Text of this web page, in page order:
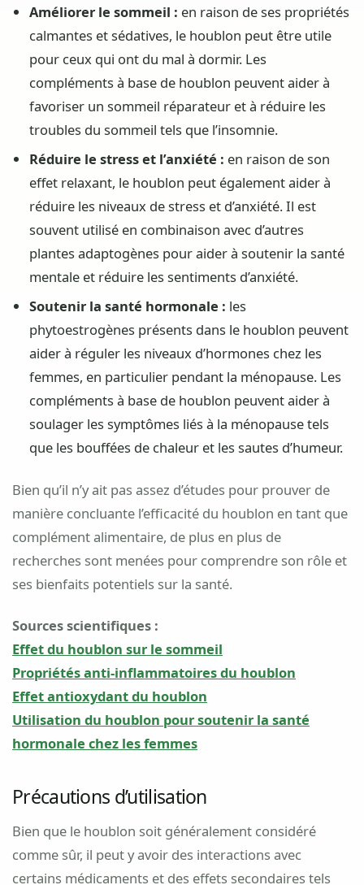
Améliorer le sommeil : en raison de ses propriétés
calmantes et sédatives, le houblon peut être utile
pour ceux qui ont du mal à dormir. Les
compléments à base de houblon peuvent aider à
favoriser un sommeil réparateur et à réduire les
troubles du sommeil tels que l’insomnie.
Réduire le stress et l’anxiété : en raison de son
effet relaxant, le houblon peut également aider à
réduire les niveaux de stress et d’anxiété. Il est
souvent utilisé en combinaison avec d’autres
plantes adaptogènes pour aider à soutenir la santé
mentale et réduire les sentiments d’anxiété.
Soutenir la santé hormonale : les
phytoestrogènes présents dans le houblon peuvent
aider à réguler les niveaux d’hormones chez les
femmes, en particulier pendant la ménopause. Les
compléments à base de houblon peuvent aider à
soulager les symptômes liés à la ménopause tels
que les bouffées de chaleur et les sautes d’humeur.
Bien qu’il n’y ait pas assez d’études pour prouver de
manière concluante l’efficacité du houblon en tant que
complément alimentaire, de plus en plus de
recherches sont menées pour comprendre son rôle et
ses bienfaits potentiels sur la santé.
Sources scientifiques :
Effet du houblon sur le sommeil
Propriétés anti-inflammatoires du houblon
Effet antioxydant du houblon
Utilisation du houblon pour soutenir la santé
hormonale chez les femmes
Précautions d’utilisation
Bien que le houblon soit généralement considéré
comme sûr, il peut y avoir des interactions avec
certains médicaments et des effets secondaires tels